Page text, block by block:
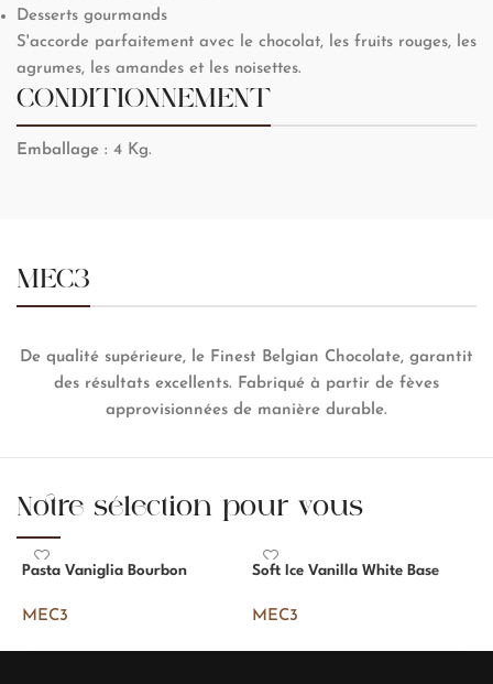
Desserts gourmands
S'accorde parfaitement avec le chocolat, les fruits rouges, les
agrumes, les amandes et les noisettes.
CONDITIONNEMENT
Emballage : 4 Kg.
MEC3
De qualité supérieure, le Finest Belgian Chocolate, garantit
des résultats excellents. Fabriqué à partir de fèves
approvisionnées de manière durable.
Notre sélection pour vous
Pasta Vaniglia Bourbon
MEC3
Soft Ice Vanilla White Base
MEC3